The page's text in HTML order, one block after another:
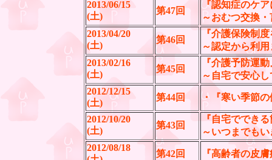
2013/06/15
(土)
第47回
『認知症のケ
～おむつ交換
2013/04/20
(土)
第46回
『介護保険制
～認定から利
2013/02/16
(土)
第45回
『介護予防運動
～自宅で安心
2012/12/15
(土)
第44回 ・『寒い季節
2012/10/20
(土)
第43回
『自宅ででき
～いつまでも
2012/08/18
第42回 『高齢者の皮